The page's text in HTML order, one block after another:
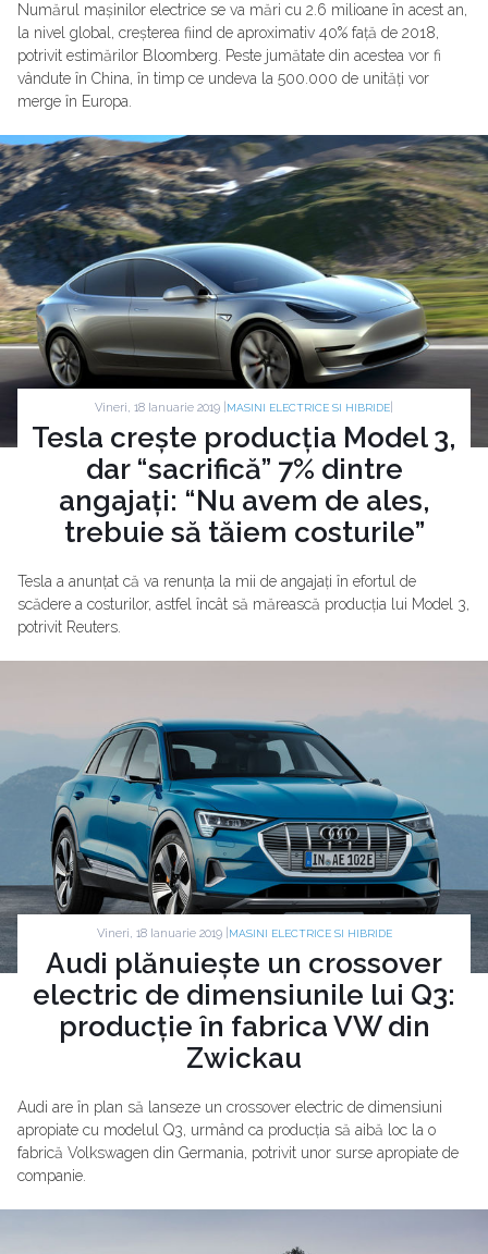
Numărul mașinilor electrice se va mări cu 2.6 milioane în acest an,
la nivel global, creșterea fiind de aproximativ 40% față de 2018,
potrivit estimărilor Bloomberg. Peste jumătate din acestea vor fi
vândute în China, în timp ce undeva la 500.000 de unități vor
merge în Europa.
Vineri, 18 Ianuarie 2019 | MASINI ELECTRICE SI HIBRIDE
Tesla crește producția Model 3,
dar “sacrifică” 7% dintre
angajați: “Nu avem de ales,
trebuie să tăiem costurile”
Tesla a anunțat că va renunța la mii de angajați în efortul de
scădere a costurilor, astfel încât să mărească producția lui Model 3,
potrivit Reuters.
Vineri, 18 Ianuarie 2019 | MASINI ELECTRICE SI HIBRIDE
Audi plănuiește un crossover
electric de dimensiunile lui Q3:
producție în fabrica VW din
Zwickau
Audi are în plan să lanseze un crossover electric de dimensiuni
apropiate cu modelul Q3, urmând ca producția să aibă loc la o
fabrică Volkswagen din Germania, potrivit unor surse apropiate de
companie.